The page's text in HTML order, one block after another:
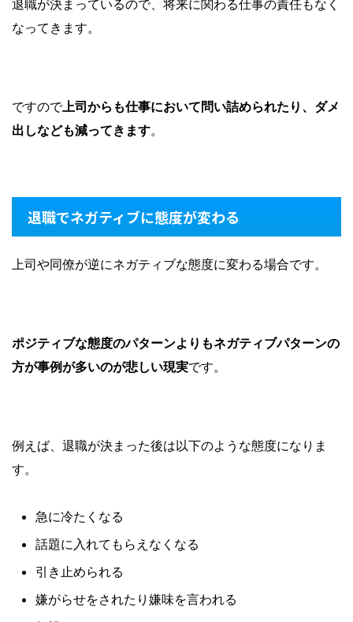
退職が決まっているので、将来に関わる仕事の責任もなく
なってきます。
ですので上司からも仕事において問い詰められたり、ダメ
出しなども減ってきます。
退職でネガティブに態度が変わる
上司や同僚が逆にネガティブな態度に変わる場合です。
ポジティブな態度のパターンよりもネガティブパターンの
方が事例が多いのが悲しい現実です。
例えば、退職が決まった後は以下のような態度になりま
す。
急に冷たくなる
話題に入れてもらえなくなる
引き止められる
嫌がらせをされたり嫌味を言われる